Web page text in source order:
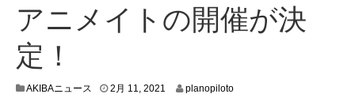
アニメイトの開催が決
定！
AKIBAニュース 2月 11, 2021 planopiloto